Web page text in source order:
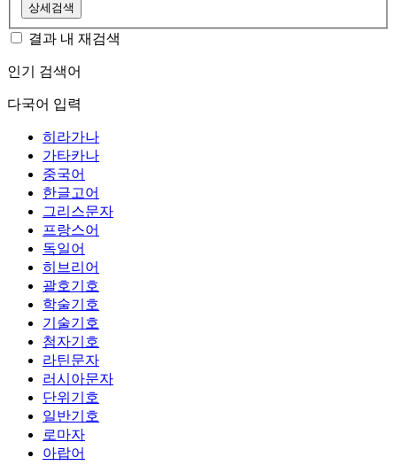
상세검색
결과 내 재검색
인기 검색어
다국어 입력
히라가나
가타카나
중국어
한글고어
그리스문자
프랑스어
독일어
히브리어
괄호기호
학술기호
기술기호
첨자기호
라틴문자
러시아문자
단위기호
일반기호
로마자
아랍어